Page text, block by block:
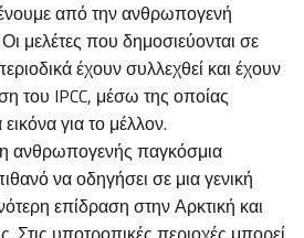
από την ανθρωπογενή
μελέτες που δημοσιεύονται σε
έχουν συλλεχθεί και έχουν
του IPCC, μέσω της οποίας
για το μέλλον.
ανθρωπογενής παγκόσμια
να οδηγήσει σε μια γενική
επίδραση στην Αρκτική και